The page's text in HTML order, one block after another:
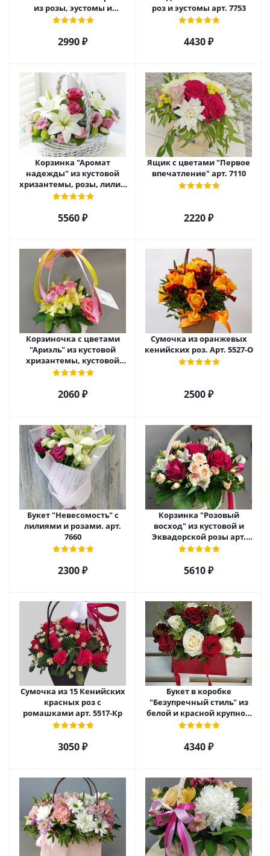
из розы, эустомы и
диантуса арт. 7754
2990 ₽
роз и эустомы арт. 7753
4430 ₽
Корзинка "Аромат
надежды" из кустовой
хризантемы, розы, лилий
и эустомы. арт. 7751
5560 ₽
Ящик с цветами "Первое
впечатление" арт. 7110
2220 ₽
Корзиночка с цветами
"Ариэль" из кустовой
хризантемы, кустовой
розы и альстромерии арт.
2060 ₽
Сумочка из оранжевых
кенийских роз. Арт. 5527-О
2500 ₽
Букет "Невесомость" с
лилиями и розами. арт.
7660
2300 ₽
Корзинка "Розовый
восход" из кустовой и
Эквадорской розы арт.
5520
5610 ₽
Сумочка из 15 Кенийских
красных роз с
ромашками арт. 5517-Кр
3050 ₽
Букет в коробке
"Безупречный стиль" из
белой и красной крупной
розы Эквадор. арт. 5515
4340 ₽